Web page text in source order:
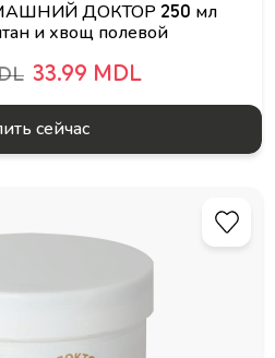
ДОКТОР 250 мл
и хвощ полевой
33.99 MDL
сейчас